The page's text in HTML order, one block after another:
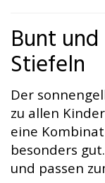
Bunt
Stiefeln
Der
zu allen
eine
besonders
und passen